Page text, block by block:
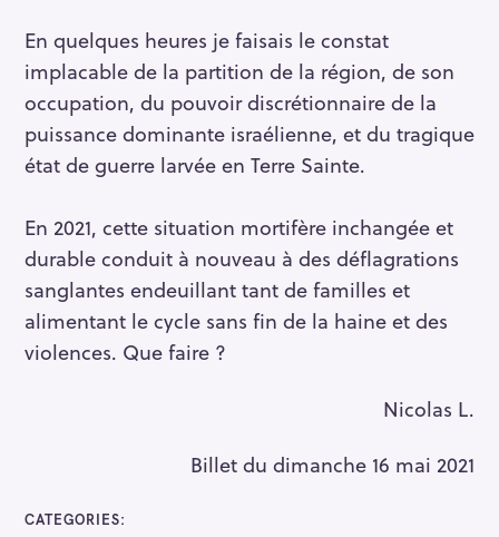
En quelques heures je faisais le constat
implacable de la partition de la région, de son
occupation, du pouvoir discrétionnaire de la
puissance dominante israélienne, et du tragique
état de guerre larvée en Terre Sainte.
En 2021, cette situation mortifère inchangée et
durable conduit à nouveau à des déflagrations
sanglantes endeuillant tant de familles et
alimentant le cycle sans fin de la haine et des
violences. Que faire ?
Nicolas L.
Billet du dimanche 16 mai 2021
CATEGORIES